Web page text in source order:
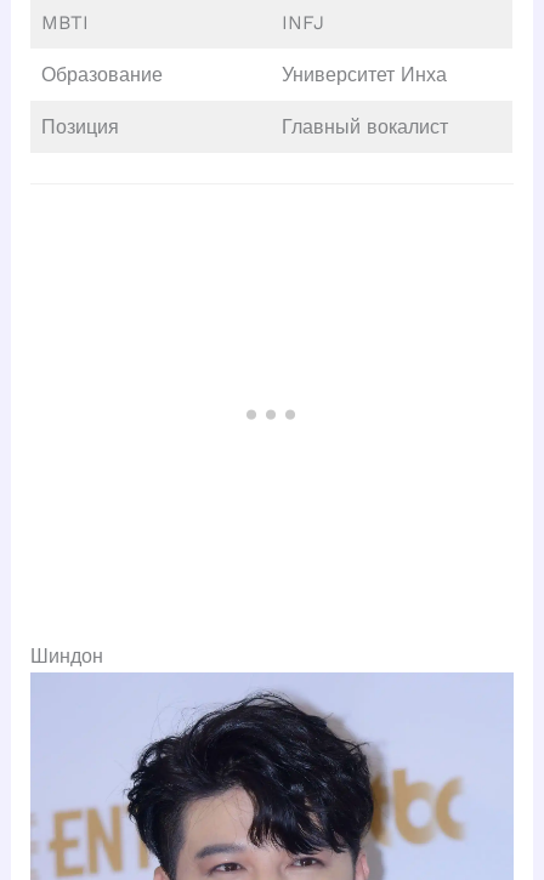
MBTI INFJ
Образование Университет Инха
Позиция Главный вокалист
Шиндон